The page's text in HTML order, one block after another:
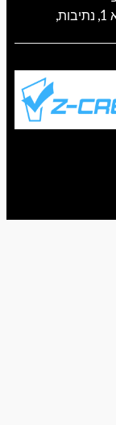
רבי עקיבא 1, נתיבות,